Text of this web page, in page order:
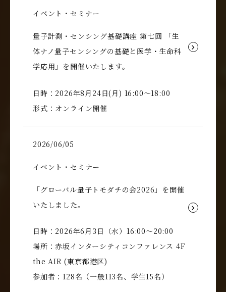
イベント・セミナー
量子計測・センシング基礎講座 第七回 「生
体ナノ量子センシングの基礎と医学・生命科
学応用」を開催いたします。
日時：2026年8月24日(月) 16:00～18:00
形式：オンライン開催
2026/06/05
イベント・セミナー
「グローバル量子トモダチの会2026」を開催
いたしました。
日時：2026年6月3日（水）16:00～20:00
場所：赤坂インターシティコンファレンス 4F
the AIR (東京都港区)
参加者：128名（一般113名、学生15名）